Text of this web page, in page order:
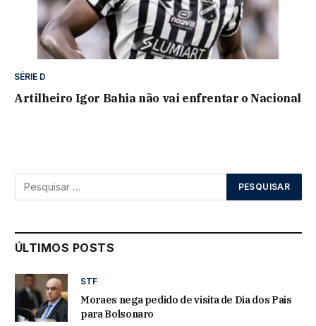
SÉRIE D
Artilheiro Igor Bahia não vai enfrentar o Nacional
ÚLTIMOS POSTS
STF
Moraes nega pedido de visita de Dia dos Pais
para Bolsonaro